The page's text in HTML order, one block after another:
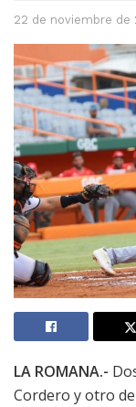
22 de noviembre de
LA ROMANA.-
Cordero y otro